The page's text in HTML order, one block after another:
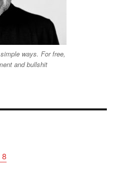
ways. For free,
and bullshit